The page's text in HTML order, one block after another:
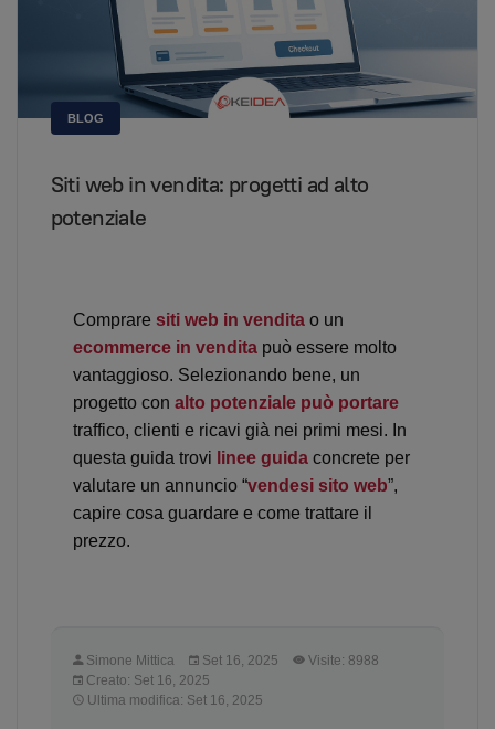
BLOG
Siti web in vendita: progetti ad alto
potenziale
Comprare siti web in venditao un
ecommerce in venditapuò essere molto
vantaggioso. Selezionando bene, un
progetto con alto potenziale può portare
traffico, clienti e ricavi già nei primi mesi. In
questa guida trovi linee guidaconcrete per
valutare un annuncio “vendesi sito web”,
capire cosa guardare e come trattare il
prezzo.
Simone Mittica Set 16, 2025
Visite: 8988
Creato: Set 16, 2025
Ultima modifica: Set 16, 2025